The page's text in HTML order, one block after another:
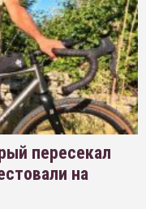
пересекал
на